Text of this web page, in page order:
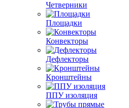
Четверники
Площадки
Конвекторы
Дефлекторы
Кронштейны
ППУ изоляция